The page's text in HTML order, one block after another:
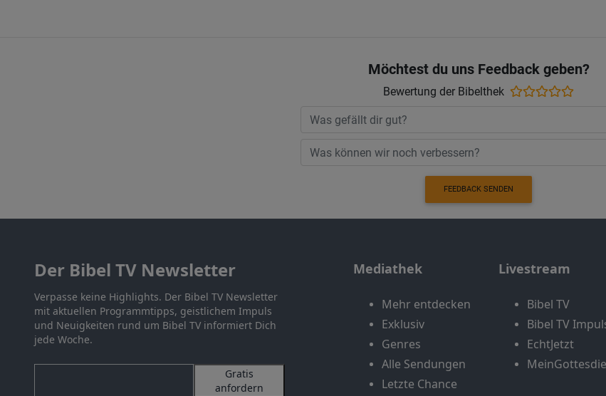
Möchtest du uns Feedback geben?
Bewertung der Bibelthek
FEEDBACK SENDEN
Der Bibel TV Newsletter
Verpasse keine Highlights. Der Bibel TV Newsletter
mit aktuellen Programmtipps, geistlichem Impuls
und Neuigkeiten rund um Bibel TV informiert Dich
jede Woche.
Gratis
anfordern
Mediathek
Mehr entdecken
Exklusiv
Genres
Alle Sendungen
Letzte Chance
Livestream
Bibel TV
Bibel TV
EchtJetzt